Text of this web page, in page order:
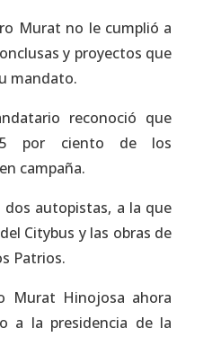
Murat no le cumplió a
y proyectos que
mandato.
reconoció que
por ciento de los
campaña.
autopistas, a la que
Citybus y las obras de
Patrios.
Murat Hinojosa ahora
a la presidencia de la